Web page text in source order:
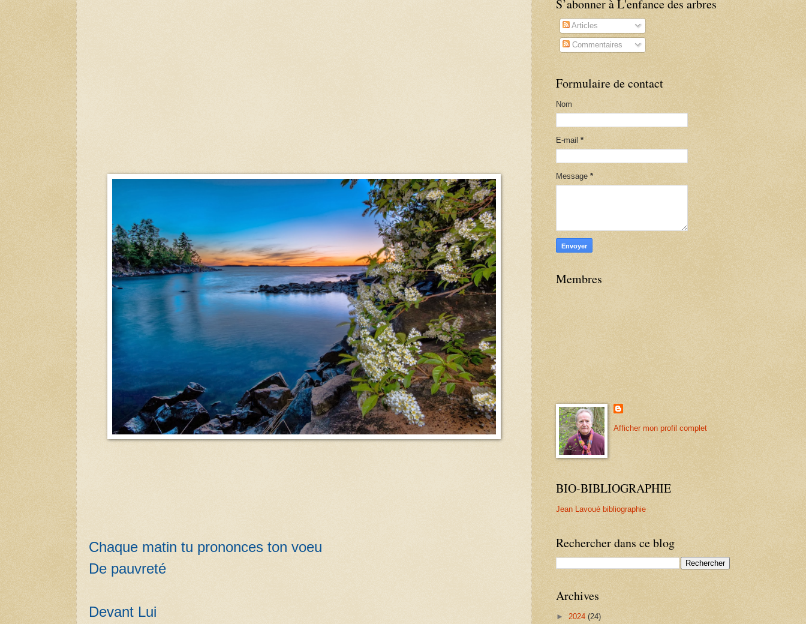
Chaque matin tu prononces ton voeu
De pauvreté
Devant Lui
S’abonner à L'enfance des arbres
Articles
Commentaires
Formulaire de contact
Nom
E-mail *
Message *
Membres
Afficher mon profil complet
BIO-BIBLIOGRAPHIE
Jean Lavoué bibliographie
Rechercher dans ce blog
Archives
► 2024 (24)